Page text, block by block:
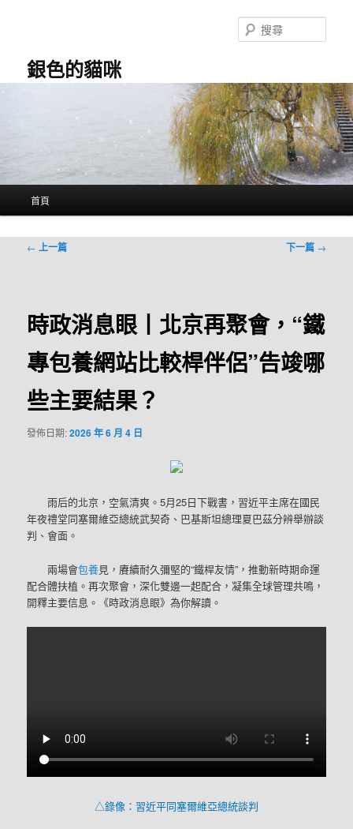
銀色的貓咪
尋
首頁
文
← 上一篇 下一篇 →
時政消息眼丨北京再聚會，“鐵
專包養網站比較桿伴侶”告竣哪
些主要結果？
發佈日期:2026 年 6 月 4 日
雨后的北京，空氣清爽。5月25日下戰書，習近平主席在國民
年夜禮堂同塞爾維亞總統武契奇、巴基斯坦總理夏巴茲分辨舉辦談
判、會面。
兩場會包養見，賡續耐久彌堅的“鐵桿友情”，推動新時期命運
配合體扶植。再次聚會，深化雙邊一起配合，凝集全球管理共鳴，
開釋主要信息。《時政消息眼》為你解讀。
△錄像：習近平同塞爾維亞總統談判